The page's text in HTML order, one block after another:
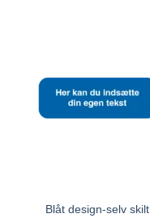
Blåt design-selv skilt